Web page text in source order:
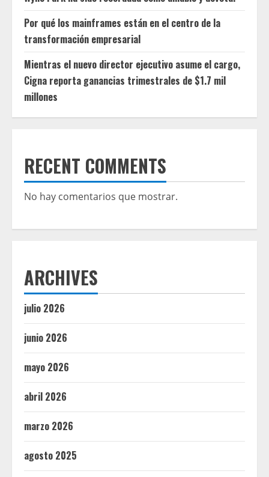
Por qué los mainframes están en el centro de la
transformación empresarial
Mientras el nuevo director ejecutivo asume el cargo,
Cigna reporta ganancias trimestrales de $1.7 mil
millones
RECENT COMMENTS
No hay comentarios que mostrar.
ARCHIVES
julio 2026
junio 2026
mayo 2026
abril 2026
marzo 2026
agosto 2025